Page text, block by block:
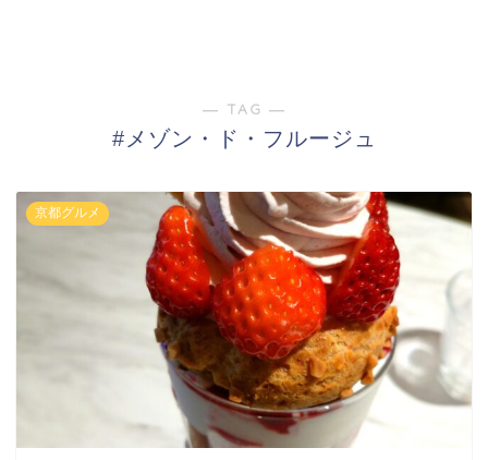
― TAG ―
#メゾン・ド・フルージュ
京都グルメ